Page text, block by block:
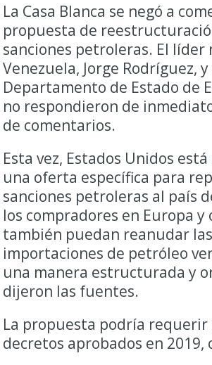
La Casa Blanca se negó a
propuesta de
sanciones petroleras. El líder
Venezuela, Jorge Rodríguez, y
Departamento de Estado de
no respondieron de
de comentarios.
Esta vez, Estados Unidos
una oferta específica para
sanciones petroleras al país
los compradores en Europa
también puedan reanudar las
importaciones de petróleo
una manera estructurada y
dijeron las fuentes.
La propuesta podría requerir
decretos aprobados en